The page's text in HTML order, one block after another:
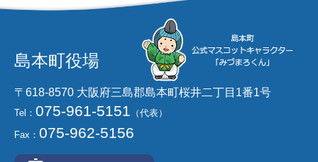
島本町役場
〒618-8570 大阪府三島郡島本町桜井二丁目1番1号
Tel： 075-961-5151 （代表）
Fax： 075-962-5156